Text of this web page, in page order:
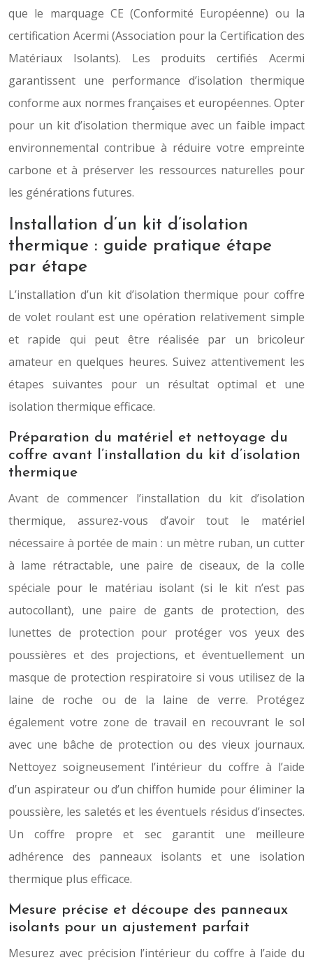
que le marquage CE (Conformité Européenne) ou la
certification Acermi (Association pour la Certification des
Matériaux Isolants). Les produits certifiés Acermi
garantissent une performance d’isolation thermique
conforme aux normes françaises et européennes. Opter
pour un kit d’isolation thermique avec un faible impact
environnemental contribue à réduire votre empreinte
carbone et à préserver les ressources naturelles pour
les générations futures.
Installation d’un kit d’isolation
thermique : guide pratique étape
par étape
L’installation d’un kit d’isolation thermique pour coffre
de volet roulant est une opération relativement simple
et rapide qui peut être réalisée par un bricoleur
amateur en quelques heures. Suivez attentivement les
étapes suivantes pour un résultat optimal et une
isolation thermique efficace.
Préparation du matériel et nettoyage du
coffre avant l’installation du kit d’isolation
thermique
Avant de commencer l’installation du kit d’isolation
thermique, assurez-vous d’avoir tout le matériel
nécessaire à portée de main : un mètre ruban, un cutter
à lame rétractable, une paire de ciseaux, de la colle
spéciale pour le matériau isolant (si le kit n’est pas
autocollant), une paire de gants de protection, des
lunettes de protection pour protéger vos yeux des
poussières et des projections, et éventuellement un
masque de protection respiratoire si vous utilisez de la
laine de roche ou de la laine de verre. Protégez
également votre zone de travail en recouvrant le sol
avec une bâche de protection ou des vieux journaux.
Nettoyez soigneusement l’intérieur du coffre à l’aide
d’un aspirateur ou d’un chiffon humide pour éliminer la
poussière, les saletés et les éventuels résidus d’insectes.
Un coffre propre et sec garantit une meilleure
adhérence des panneaux isolants et une isolation
thermique plus efficace.
Mesure précise et découpe des panneaux
isolants pour un ajustement parfait
Mesurez avec précision l’intérieur du coffre à l’aide du